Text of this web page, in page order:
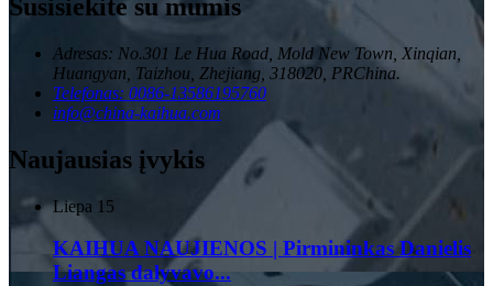
Susisiekite su mumis
Adresas: No.301 Le Hua Road, Mold New Town, Xinqian,
Huangyan, Taizhou, Zhejiang, 318020, PRChina.
Telefonas: 0086-13586195760
info@china-kaihua.com
Naujausias įvykis
Liepa 15
KAIHUA NAUJIENOS | Pirmininkas Danielis
Liangas dalyvavo...